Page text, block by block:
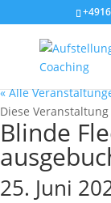
« Alle
Diese
Blinde
25. Juni